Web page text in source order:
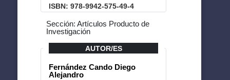
ISBN: 978-9942-575-49-4
Sección: Artículos Producto de
Investigación
AUTOR/ES
Fernández Cando Diego
Alejandro